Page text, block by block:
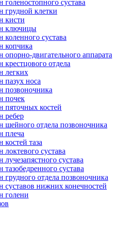
голеностопного сустава
грудной клетки
кисти
ключицы
коленного сустава
копчика
опорно-двигательного аппарата
крестцового отдела
легких
пазух носа
позвоночника
почек
пяточных костей
ребер
шейного отдела позвоночника
плеча
костей таза
локтевого сустава
лучезапястного сустава
тазобедренного сустава
грудного отдела позвоночника
суставов нижних конечностей
голени